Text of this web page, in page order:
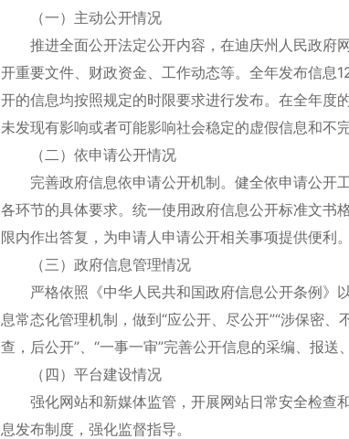
（一）主动公开情况
推进全面公开法定公开内容，在迪庆州人民政府
开重要文件、财政资金、工作动态等。全年发布信息
开的信息均按照规定的时限要求进行发布。在全年度
未发现有影响或者可能影响社会稳定的虚假信息和不完
（二）依申请公开情况
完善政府信息依申请公开机制。健全依申请公开
各环节的具体要求。统一使用政府信息公开标准文书
限内作出答复，为申请人申请公开相关事项提供便利
（三）政府信息管理情况
严格依照《中华人民共和国政府信息公开条例》
息常态化管理机制，做到“应公开、尽公开”“涉保密
查，后公开”、“一事一审”完善公开信息的采编、报送
（四）平台建设情况
强化网站和新媒体监管，开展网站日常安全检查
息发布制度，强化监督指导。